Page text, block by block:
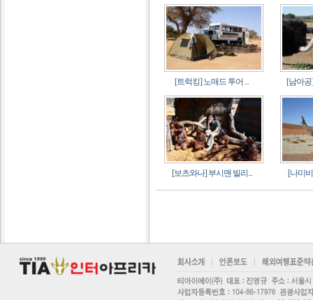
[트럭킹] 노매드 투어 ... [남아공
[보츠와나] 부시맨 빌리... [나미